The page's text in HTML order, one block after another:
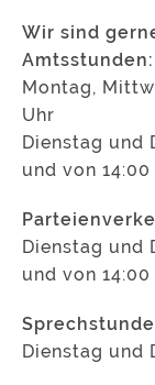
Wir sind
Amtsstunden:
Montag,
Uhr
Dienstag und
und von
Dienstag und
und von
Dienstag und